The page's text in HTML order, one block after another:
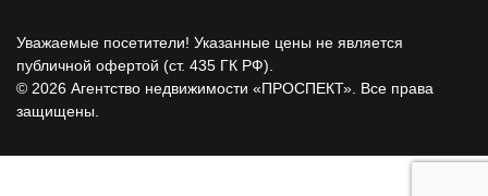
Уважаемые посетители! Указанные цены не является
публичной офертой (ст. 435 ГК РФ).
© 2026 Агентство недвижимости «ПРОСПЕКТ». Все права
защищены.